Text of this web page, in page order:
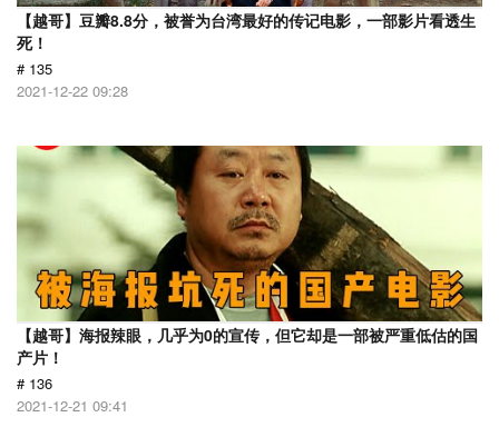
【越哥】豆瓣8.8分，被誉为台湾最好的传记电影，一部影片看透生
死！
# 135
2021-12-22 09:28
【越哥】海报辣眼，几乎为0的宣传，但它却是一部被严重低估的国
产片！
# 136
2021-12-21 09:41